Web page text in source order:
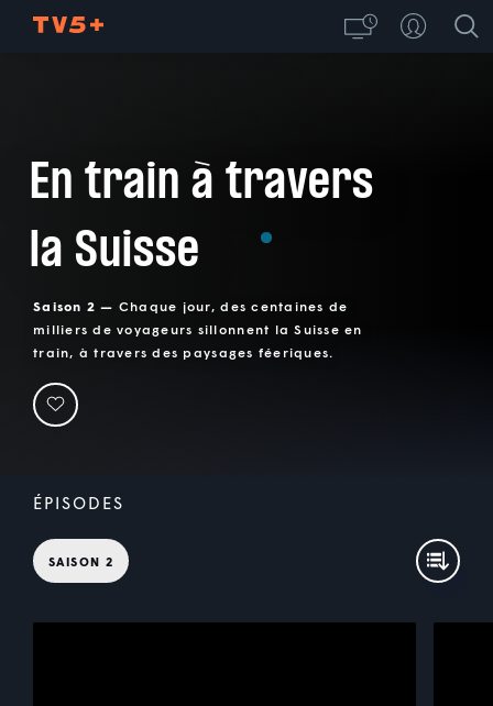
En train à travers
la Suisse
Saison 2 — Chaque jour, des centaines de
milliers de voyageurs sillonnent la Suisse en
train, à travers des paysages féeriques.
ÉPISODES
SAISON 2